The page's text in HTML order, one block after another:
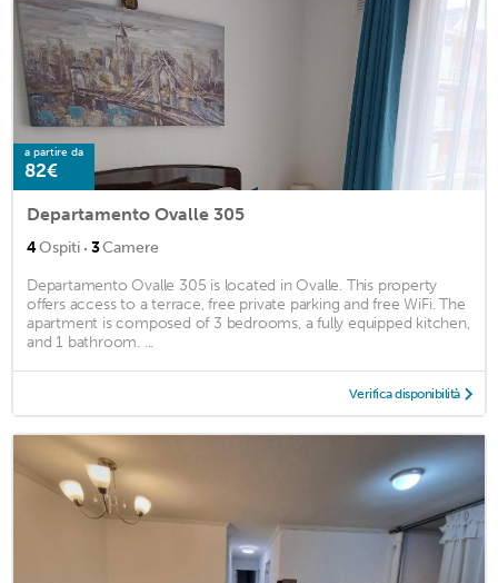
a partire da
82€
Departamento Ovalle 305
4Ospiti · 3Camere
Departamento Ovalle 305 is located in Ovalle. This property
offers access to a terrace, free private parking and free WiFi. The
apartment is composed of 3 bedrooms, a fully equipped kitchen,
and 1 bathroom. ...
Verifica disponibilità